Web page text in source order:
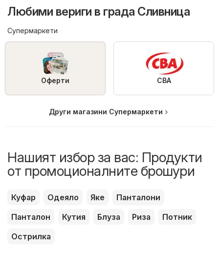
Любими вериги в града Сливница
Супермаркети
Оферти CBA
Други магазини Супермаркети
Нашият избор за вас: Продукти
от промоционалните брошури
Куфар Одеяло Яке
Панталони
Панталон
Кутия Блуза Риза
Потник
Острилка